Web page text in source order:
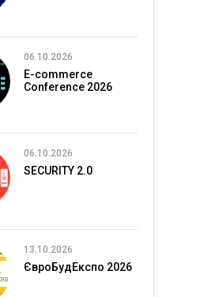
06.10.2026
E-commerce
Conference 2026
06.10.2026
SECURITY 2.0
13.10.2026
ЄвроБудЕкспо 2026